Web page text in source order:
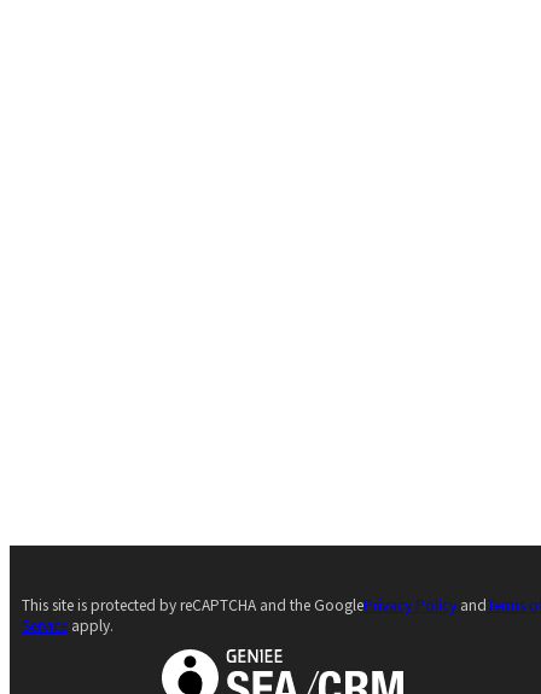
This site is protected by reCAPTCHA and the GooglePrivacy Policy andTerms
Service apply.